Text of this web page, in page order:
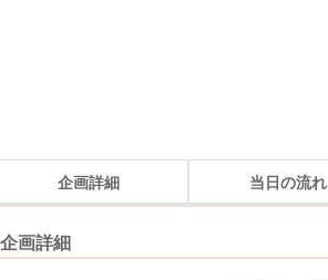
企画詳細 当日の流れ
企画詳細